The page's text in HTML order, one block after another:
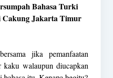
Bahasa Turki
Cakung Jakarta Timur
jika pemanfaatan
walaupun diucapkan